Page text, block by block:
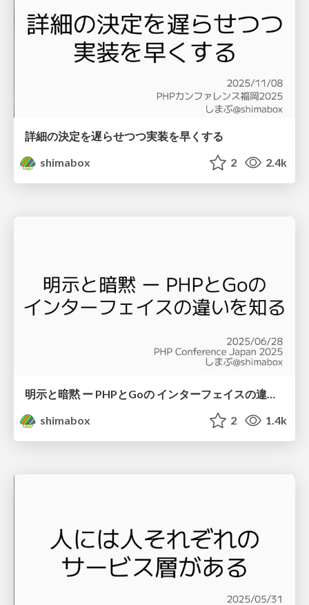
詳細の決定を遅らせつつ実装を早くする
shimabox
2 2.4k
shimabox
2 1.4k